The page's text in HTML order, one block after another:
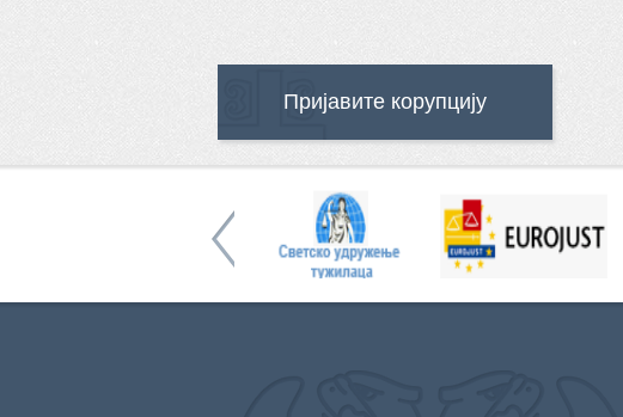
Пријавите корупцију